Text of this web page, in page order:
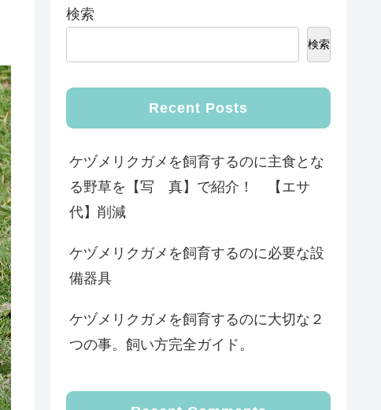
検索
検索
Recent Posts
ケヅメリクガメを飼育するのに主食とな
る野草を【写 真】で紹介！ 【エサ
代】削減
ケヅメリクガメを飼育するのに必要な設
備器具
ケヅメリクガメを飼育するのに大切な２
つの事。飼い方完全ガイド。